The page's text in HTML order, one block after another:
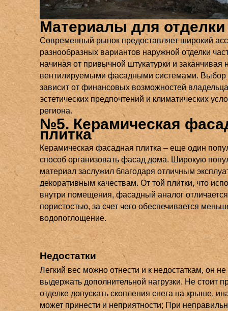
Материалы для
Современный рынок предоставляет широкий
разнообразных вариантов наружной отделки
начиная от привычной штукатурки и заканчивая
вентилируемыми фасадными системами. Выбор
зависит от финансовых возможностей
эстетических предпочтений и климатических
региона.
№5. Керамическая
плитка
Керамическая фасадная плитка – еще один
способ организовать фасад дома. Широкую
материал заслужил благодаря отличным
декоративным качествам. От той плитки, что
внутри помещения, фасадный аналог
пористостью, за счет чего обеспечивается
водопоглощение.
Недостатки
Легкий вес можно отнести и к недостаткам, он не
выдержать дополнительной нагрузки. Не стоит
отделке допускать скопления снега на крыше,
может принести и неприятности; При